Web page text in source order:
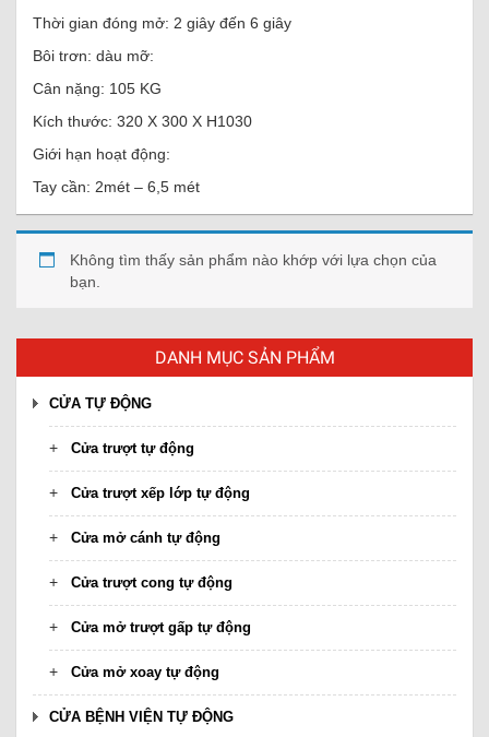
Thời gian đóng mở: 2 giây đến 6 giây
Bôi trơn: dàu mỡ:
Cân nặng: 105 KG
Kích thước: 320 X 300 X H1030
Giới hạn hoạt động:
Tay cần: 2mét – 6,5 mét
Không tìm thấy sản phẩm nào khớp với lựa chọn của
bạn.
DANH MỤC SẢN PHẨM
CỬA TỰ ĐỘNG
Cửa trượt tự động
Cửa trượt xếp lớp tự động
Cửa mở cánh tự động
Cửa trượt cong tự động
Cửa mở trượt gấp tự động
Cửa mở xoay tự động
CỬA BỆNH VIỆN TỰ ĐỘNG